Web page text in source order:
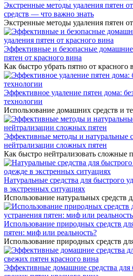
Экстренные методы удаления пятен
средств — что важно знать
Экстренные методы удаления пятен
Эффективные и безопасные домашние
пятен от красного вина
Как быстро убрать пятно от красного
Эффективное удаление пятен дома:
технологии
Использование домашних средств и
Эффективные методы и натуральные
нейтрализации сложных пятен
Как быстро нейтрализовать сложные
Натуральные средства для быстрого
в экстренных ситуациях
Использование натуральных средств
Использование природных средств
пятен: миф или реальность?
Использование природных средств
Эффективные домашние средства для